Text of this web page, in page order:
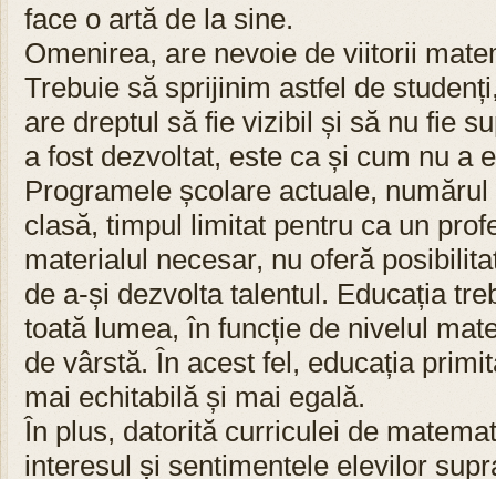
face o artă de la sine.
Omenirea, are nevoie de viitorii
Trebuie să sprijinim astfel de
are dreptul să fie vizibil și să nu fie
a fost dezvoltat, este ca și cum nu a
Programele școlare actuale,
clasă, timpul limitat pentru ca un
materialul necesar, nu oferă
de a-și dezvolta talentul. Educația
toată lumea, în funcție de nivelul
de vârstă. În acest fel, educația
mai echitabilă și mai egală.
În plus, datorită curriculei de
interesul și sentimentele elevilor